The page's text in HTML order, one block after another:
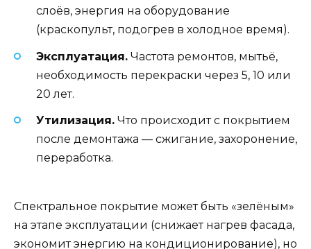
слоёв, энергия на оборудование
(краскопульт, подогрев в холодное время).
Эксплуатация. Частота ремонтов, мытьё,
необходимость перекраски через 5, 10 или
20 лет.
Утилизация. Что происходит с покрытием
после демонтажа — сжигание, захоронение,
переработка.
Спектральное покрытие может быть «зелёным»
на этапе эксплуатации (снижает нагрев фасада,
экономит энергию на кондиционирование), но